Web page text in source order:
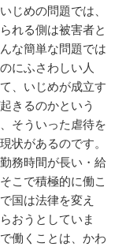
じめの問題では、
れる側は被害者と
な簡単な問題では
にふさわしい人
、いじめが成立す
きるのかという
そういった虐待を
状があるのです。
務時間が長い・給
こで積極的に働こ
国は法律を変え
おうとしていま
働くことは、かわ